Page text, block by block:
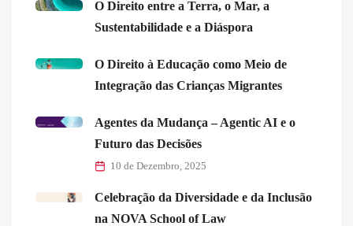
O Direito entre a Terra, o Mar, a
Sustentabilidade e a Diáspora
O Direito à Educação como Meio de
Integração das Crianças Migrantes
Agentes da Mudança – Agentic AI e o
Futuro das Decisões
10 de Dezembro, 2025
Celebração da Diversidade e da Inclusão
na NOVA School of Law